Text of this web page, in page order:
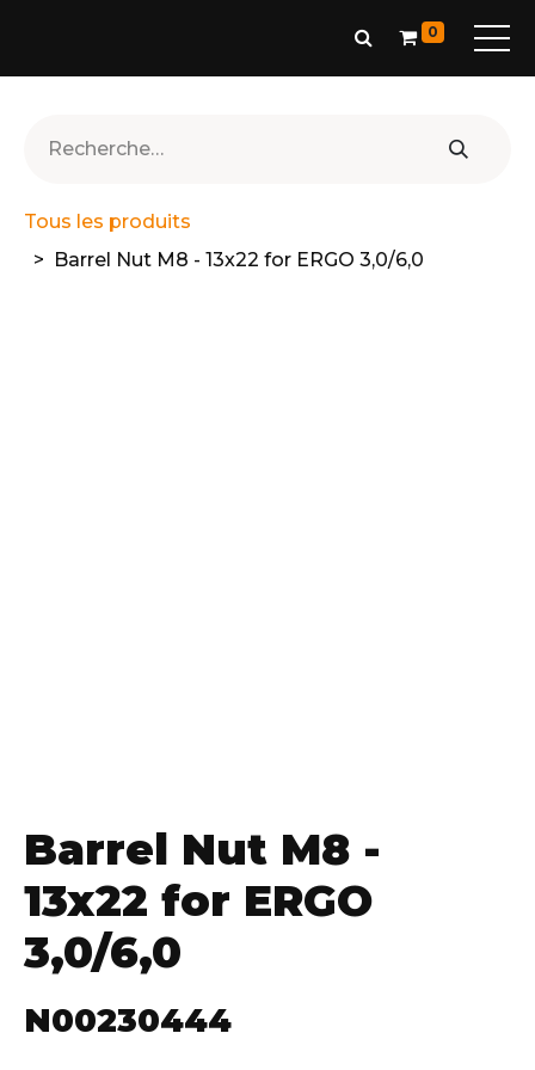
0
Tous les produits
Barrel Nut M8 - 13x22 for ERGO 3,0/6,0
Barrel Nut M8 -
13x22 for ERGO
3,0/6,0
N00230444